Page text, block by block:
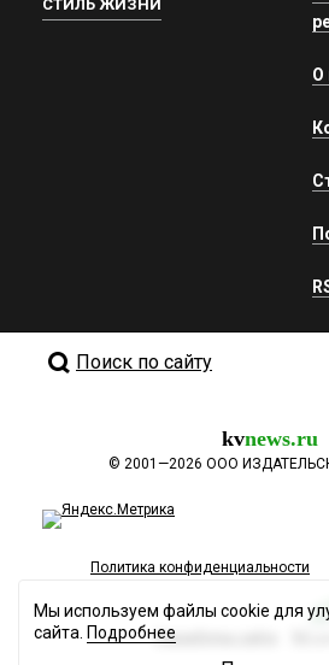
СТИЛЬ ЖИЗНИ
О
Поиск по сайту
kvnews.ru
© 2001—2026 ООО
Политика конфиденциальности
Разработка сайта
Мы используем файлы cookie для
сайта. Подробнее